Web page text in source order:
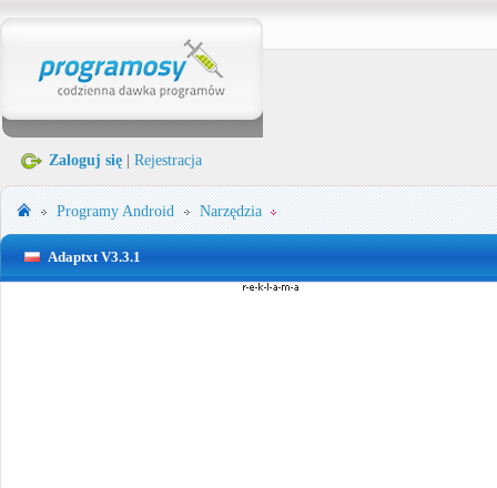
Zaloguj się Rejestracja
ProgramyAndroid Narzędzia
Adaptxt V3.3.1